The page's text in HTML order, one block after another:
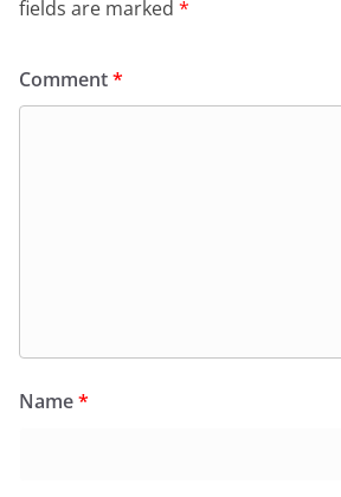
fields are marked *
Comment*
Name*